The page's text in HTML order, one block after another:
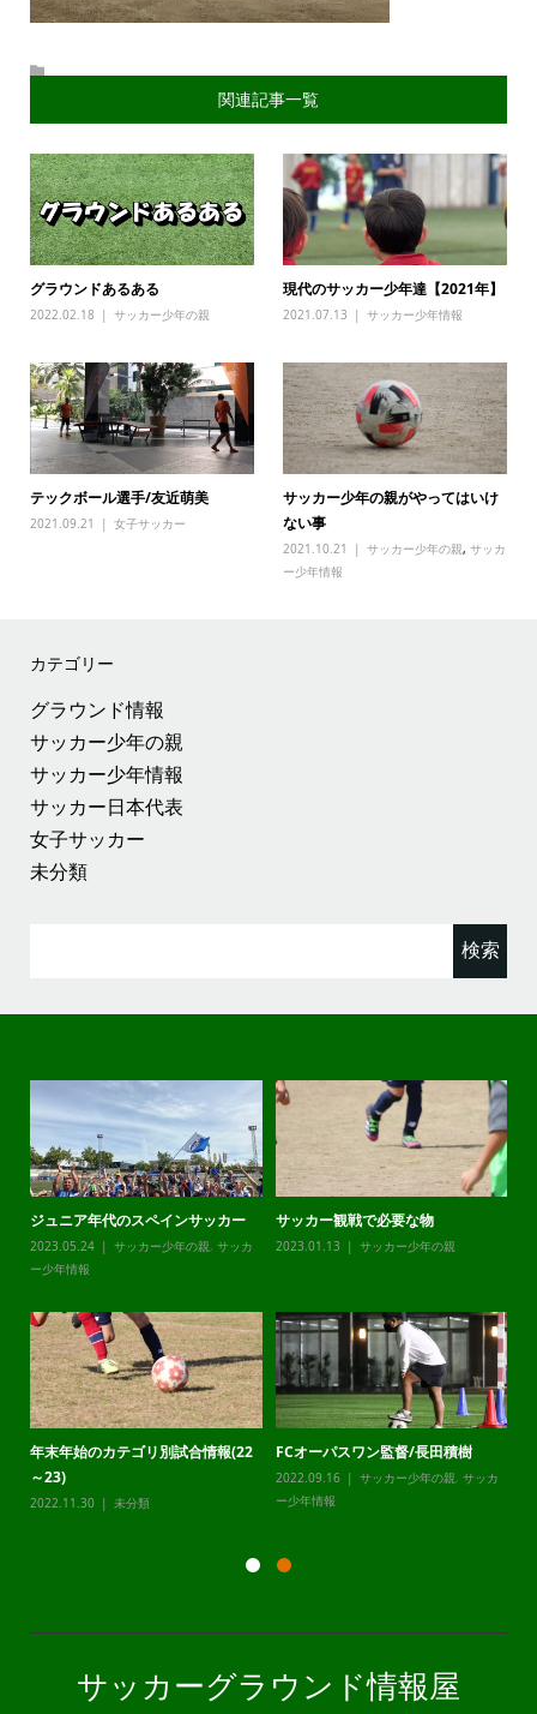
関連記事一覧
グラウンドあるある
2022.02.18 サッカー少年の親
現代のサッカー少年達【2021年】
2021.07.13 サッカー少年情報
テックボール選手/友近萌美
2021.09.21 女子サッカー
サッカー少年の親がやってはいけ
ない事
2021.10.21 サッカー少年の親,サッカ
ー少年情報
カテゴリー
グラウンド情報
サッカー少年の親
サッカー少年情報
サッカー日本代表
女子サッカー
未分類
ジュニア年代のスペインサッカー
2023.05.24 サッカー少年の親, サッカ
ー少年情報
サッカー観戦で必要な物
2023.01.13 サッカー少年の親
年末年始のカテゴリ別試合情報(22
～23)
2022.11.30 未分類
FCオーパスワン監督/長田積樹
2022.09.16 サッカー少年の親, サッカ
ー少年情報
サッカーグラウンド情報屋